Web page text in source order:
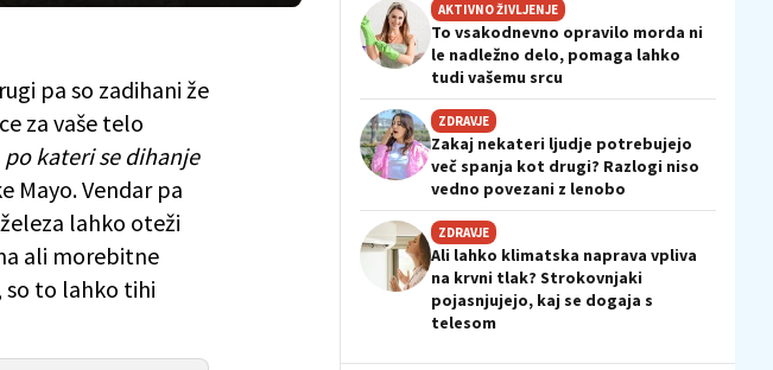
pa so zadihani že
za vaše telo
kateri se dihanje
Mayo. Vendar pa
lahko oteži
ali morebitne
so to lahko tihi
AKTIVNO ŽIVLJENJE
To vsakodnevno opravilo morda ni
le nadležno delo, pomaga lahko
tudi vašemu srcu
ZDRAVJE
Zakaj nekateri ljudje potrebujejo
več spanja kot drugi? Razlogi niso
vedno povezani z lenobo
ZDRAVJE
Ali lahko klimatska naprava vpliva
na krvni tlak? Strokovnjaki
pojasnjujejo, kaj se dogaja s
telesom